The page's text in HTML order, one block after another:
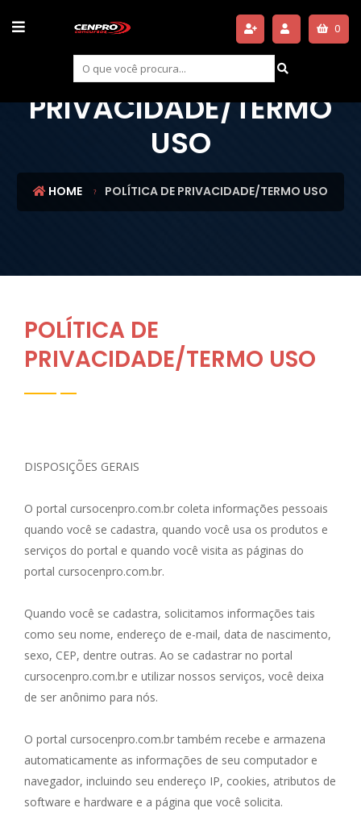
0
POLÍTICA DE
PRIVACIDADE/TERMO
USO
HOME POLÍTICA DE PRIVACIDADE/TERMO USO
POLÍTICA DE
PRIVACIDADE/TERMO USO
DISPOSIÇÕES GERAIS
O portal cursocenpro.com.br coleta informações pessoais
quando você se cadastra, quando você usa os produtos e
serviços do portal e quando você visita as páginas do
portal cursocenpro.com.br.
Quando você se cadastra, solicitamos informações tais
como seu nome, endereço de e-mail, data de nascimento,
sexo, CEP, dentre outras. Ao se cadastrar no portal
cursocenpro.com.br e utilizar nossos serviços, você deixa
de ser anônimo para nós.
O portal cursocenpro.com.br também recebe e armazena
automaticamente as informações de seu computador e
navegador, incluindo seu endereço IP, cookies, atributos de
software e hardware e a página que você solicita.